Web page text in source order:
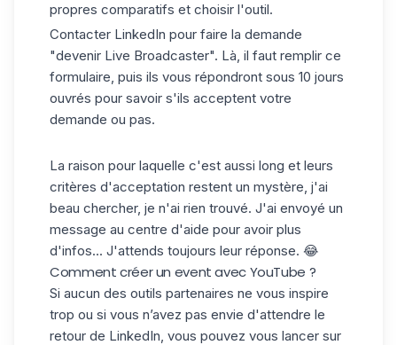
propres comparatifs et choisir l'outil.
Contacter LinkedIn pour faire la demande
"devenir Live Broadcaster". Là, il faut remplir ce
formulaire, puis ils vous répondront sous 10 jours
ouvrés pour savoir s'ils acceptent votre
demande ou pas.
La raison pour laquelle c'est aussi long et leurs
critères d'acceptation restent un mystère, j'ai
beau chercher, je n'ai rien trouvé. J'ai envoyé un
message au centre d'aide pour avoir plus
d'infos... J'attends toujours leur réponse. 😂
Comment créer un event avec YouTube ?
Si aucun des outils partenaires ne vous inspire
trop ou si vous n’avez pas envie d'attendre le
retour de LinkedIn, vous pouvez vous lancer sur